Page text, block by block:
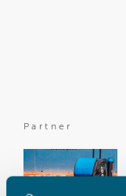
Partner